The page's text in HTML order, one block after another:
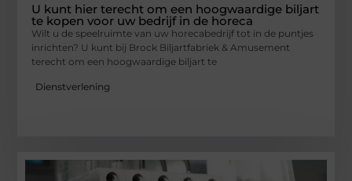
U kunt hier terecht om een hoogwaardige biljart
te kopen voor uw bedrijf in de horeca
Wilt u de speelruimte van uw horecabedrijf tot in de puntjes
inrichten? U kunt bij Brock Biljartfabriek & Amusement
terecht om een hoogwaardige biljart te
Dienstverlening